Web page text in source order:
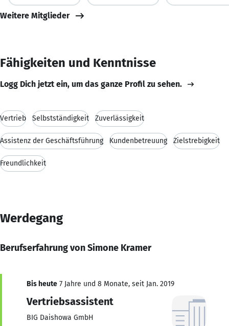
Weitere Mitglieder
Fähigkeiten und Kenntnisse
Logg Dich jetzt ein, um das ganze Profil zu sehen.
Vertrieb Selbstständigkeit Zuverlässigkeit
Assistenz der Geschäftsführung Kundenbetreuung Zielstrebigkeit
Freundlichkeit
Werdegang
Berufserfahrung von Simone Kramer
Bis heute 7 Jahre und 8 Monate, seit Jan. 2019
Vertriebsassistent
BIG Daishowa GmbH